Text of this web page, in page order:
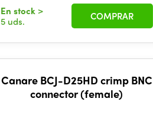
En stock >
5 uds.
COMPRAR
Canare BCJ-D25HD crimp BNC
connector (female)